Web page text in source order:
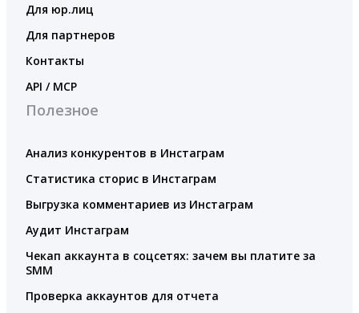
Для юр.лиц
Для партнеров
Контакты
API / MCP
Полезное
Анализ конкурентов в Инстаграм
Статистика сторис в Инстаграм
Выгрузка комментариев из Инстаграм
Аудит Инстаграм
Чекап аккаунта в соцсетях: зачем вы платите за
SMM
Проверка аккаунтов для отчета